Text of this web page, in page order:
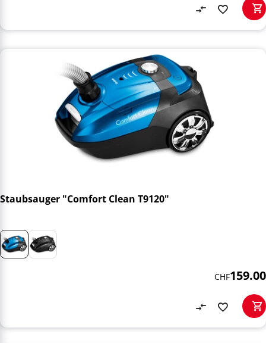
Staubsauger "Comfort Clean T9120"
CHF159.00